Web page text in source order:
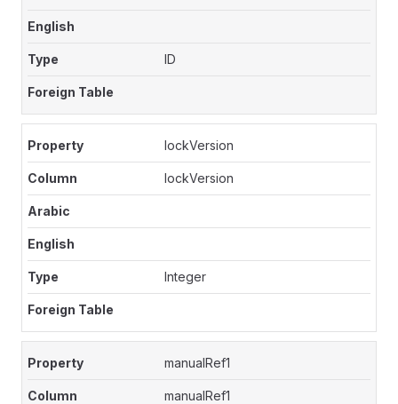
ID
lockVersion
lockVersion
Integer
manualRef1
manualRef1